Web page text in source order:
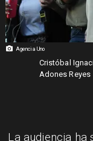
Agencia Uno
Cristóbal
Adones Reyes
​La audiencia ha